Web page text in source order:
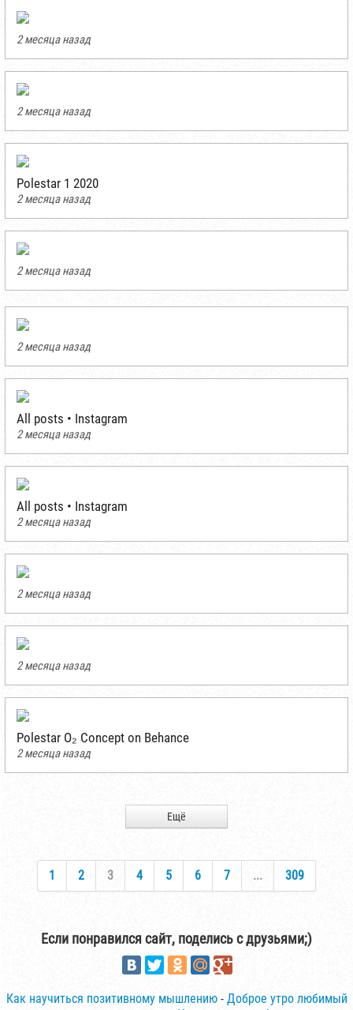
2 месяца назад
2 месяца назад
Polestar 1 2020
2 месяца назад
2 месяца назад
2 месяца назад
All posts • Instagram
2 месяца назад
All posts • Instagram
2 месяца назад
2 месяца назад
2 месяца назад
Polestar O₂ Concept on Behance
2 месяца назад
Ещё
1 2 3 4 5 6 7 ... 309
Если понравился сайт, поделись с друзьями;)
Как научиться позитивному мышлению- Доброе утро любимый